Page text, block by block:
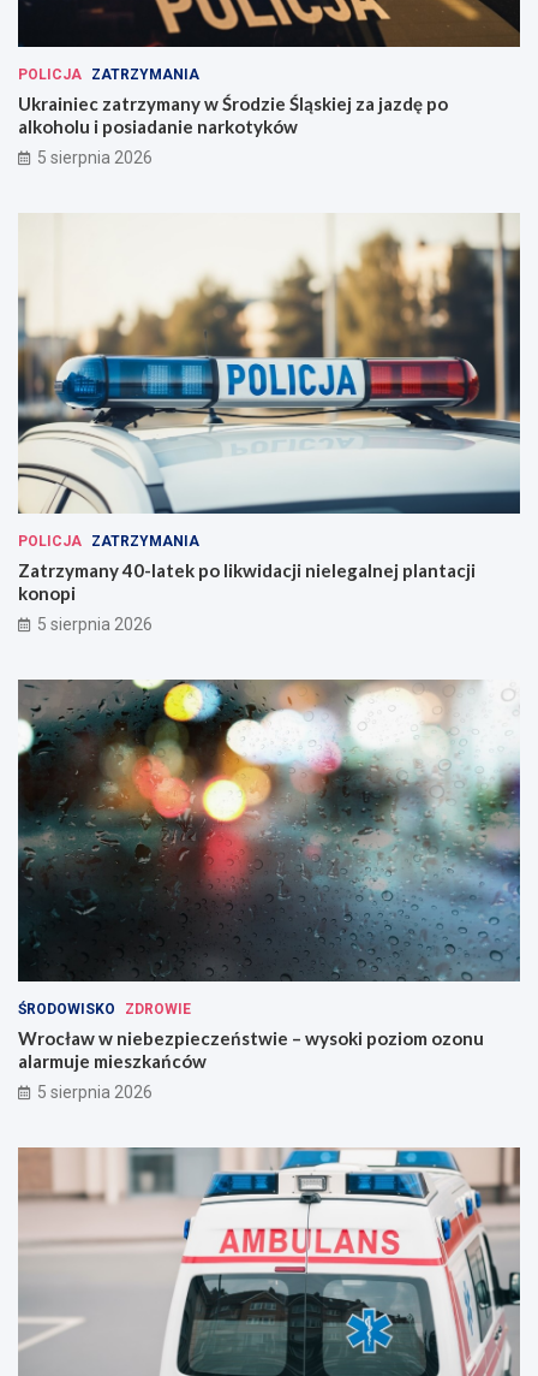
POLICJA ZATRZYMANIA
Ukrainiec zatrzymany w Środzie Śląskiej za jazdę po
alkoholu i posiadanie narkotyków
5 sierpnia 2026
POLICJA ZATRZYMANIA
Zatrzymany 40-latek po likwidacji nielegalnej plantacji
konopi
5 sierpnia 2026
ŚRODOWISKO ZDROWIE
Wrocław w niebezpieczeństwie – wysoki poziom ozonu
alarmuje mieszkańców
5 sierpnia 2026